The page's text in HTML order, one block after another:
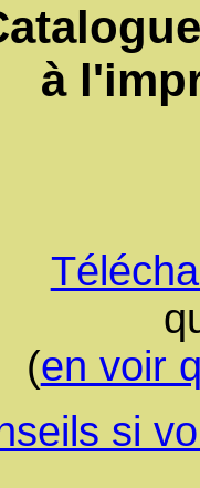
à
(en voir
si